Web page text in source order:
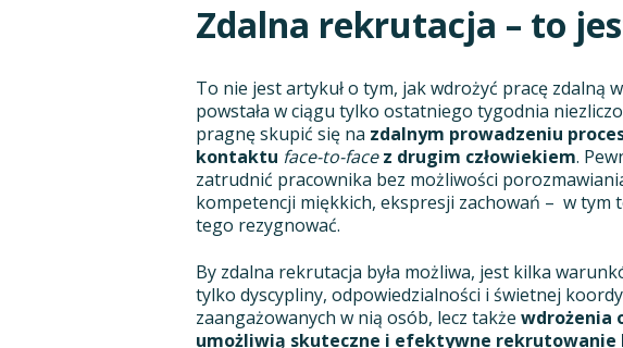
Zdalna rekrutacja – to
To nie jest artykuł o tym, jak wdrożyć pracę zdalną
powstała w ciągu tylko ostatniego tygodnia
pragnę skupić się na zdalnym prowadzeniu
kontaktu face-to-facez drugim człowiekiem.
zatrudnić pracownika bez możliwości
kompetencji miękkich, ekspresji zachowań – w tym
tego rezygnować.
By zdalna rekrutacja była możliwa, jest kilka
tylko dyscypliny, odpowiedzialności i świetnej
zaangażowanych w nią osób, lecz także wdrożenia
umożliwią skuteczne i efektywne rekrutowanie